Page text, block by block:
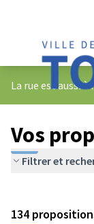
La rue est aussi à
Vos
Filtrer et
134